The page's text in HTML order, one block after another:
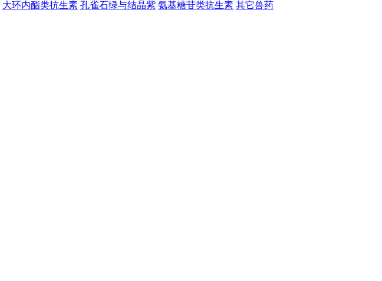
大环内酯类抗生素 孔雀石绿与结晶紫 氨基糖苷类抗生素 其它兽药